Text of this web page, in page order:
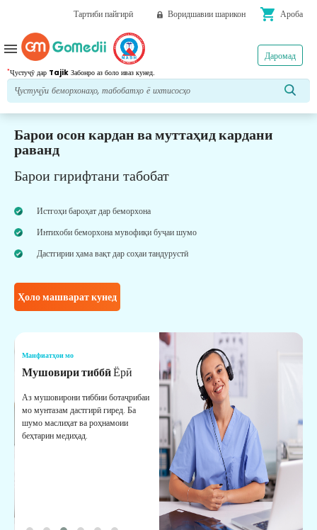
Тартиби пайгирӣ Воридшавии шарикон shopping_cart Ароба
*Ҷустуҷӯ дар Tajik Забонро аз боло иваз кунед.
Даромад
menu
Барои осон кардан ва муттаҳид кардани
раванд
Барои гирифтани табобат
Истгоҳи бароҳат дар беморхона
Интихоби беморхона мувофиқи буҷаи шумо
Дастгирии ҳама вақт дар соҳаи тандурустӣ
Ҳоло машварат кунед
Манфиатҳои мо
Мушовири тиббӣЁрӣ
Аз мушовирони тиббии ботаҷрибаи
мо мунтазам дастгирӣ гиред. Ба
шумо маслиҳат ва роҳнамоии
беҳтарин медиҳад.